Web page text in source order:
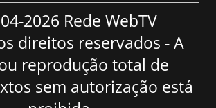
2026 Rede WebTV
direitos reservados - A
reprodução total de
sem autorização está